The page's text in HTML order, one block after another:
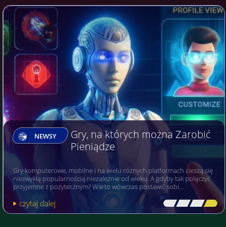
NEWSY
Gry, na których można Zarobić
Pieniądze
Gry komputerowe, mobilne i na wielu różnych platformach cieszą się
niezwykłą popularnością niezależnie od wieku. A gdyby tak połączyć
przyjemne z pożytecznym? Warto wówczas postawić sobi…
czytaj dalej [\ \\ \\ \]